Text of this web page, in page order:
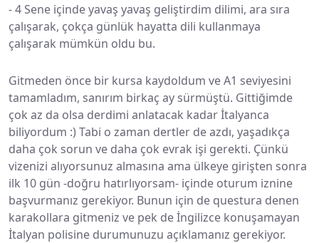
-4 Sene içinde yavaş yavaş geliştirdim dilimi, ara sıra
çalışarak, çokça günlük hayatta dili kullanmaya
çalışarak mümkün oldu bu.
Gitmeden önce bir kursa kaydoldum ve A1 seviyesini
tamamladım, sanırım birkaç ay sürmüştü. Gittiğimde
çok az da olsa derdimi anlatacak kadar İtalyanca
biliyordum :) Tabi o zaman dertler de azdı, yaşadıkça
daha çok sorun ve daha çok evrak işi gerekti. Çünkü
vizenizi alıyorsunuz almasına ama ülkeye girişten sonra
ilk 10 gün -doğru hatırlıyorsam- içinde oturum iznine
başvurmanız gerekiyor. Bunun için de questura denen
karakollara gitmeniz ve pek de İngilizce konuşamayan
İtalyan polisine durumunuzu açıklamanız gerekiyor.